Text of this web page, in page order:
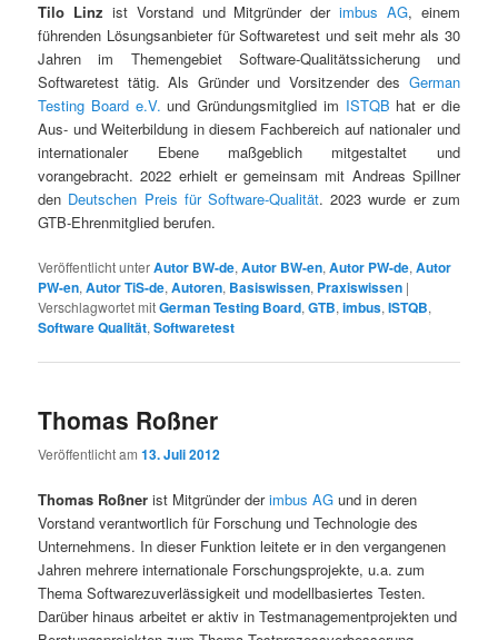
Tilo Linz ist Vorstand und Mitgründer derimbus AG, einem
führenden Lösungsanbieter für Softwaretest und seit mehr als 30
Jahren im Themengebiet Software-Qualitätssicherung und
Softwaretest tätig. Als Gründer und Vorsitzender des German
Testing Board e.V. und Gründungsmitglied im ISTQB hat er die
Aus- und Weiterbildung in diesem Fachbereich auf nationaler und
internationaler Ebene maßgeblich mitgestaltet und
vorangebracht. 2022 erhielt er gemeinsam mit Andreas Spillner
den Deutschen Preis für Software-Qualität. 2023 wurde er zum
GTB-Ehrenmitglied berufen.
Veröffentlicht unterAutor BW-de,Autor BW-en,Autor PW-de,Autor
PW-en,Autor TiS-de,Autoren, Basiswissen, Praxiswissen |
Verschlagwortet mitGerman Testing Board,GTB,imbus,ISTQB,
Software Qualität,Softwaretest
Thomas Roßner
Veröffentlicht am13. Juli 2012
Thomas Roßner ist Mitgründer derimbus AG und in deren
Vorstand verantwortlich für Forschung und Technologie des
Unternehmens. In dieser Funktion leitete er in den vergangenen
Jahren mehrere internationale Forschungsprojekte, u.a. zum
Thema Softwarezuverlässigkeit und modellbasiertes Testen.
Darüber hinaus arbeitet er aktiv in Testmanagementprojekten und